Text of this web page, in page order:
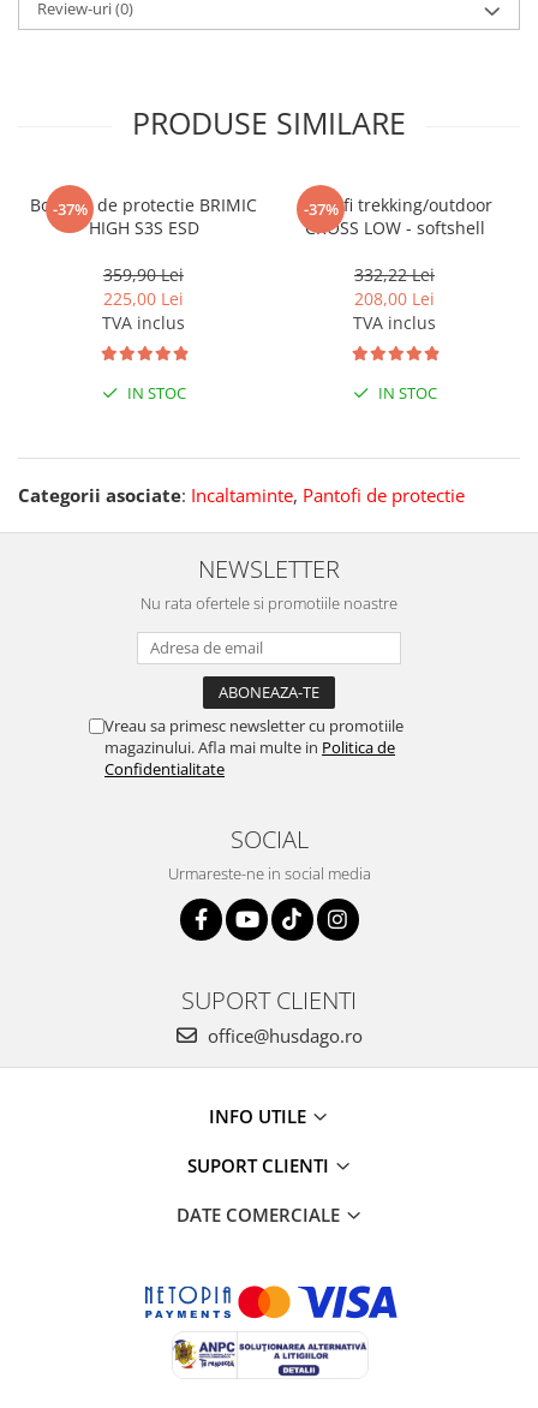
Review-uri(0)
PRODUSE SIMILARE
-37%
Bocanci de protectie BRIMIC
HIGH S3S ESD
359,90 Lei
225,00 Lei
TVA inclus
IN STOC
-37%
Pantofi trekking/outdoor
CROSS LOW - softshell
332,22 Lei
208,00 Lei
TVA inclus
IN STOC
Categorii asociate: Incaltaminte, Pantofi de protectie
NEWSLETTER
Nu rata ofertele si promotiile noastre
Vreau sa primesc newsletter cu promotiile
magazinului. Afla mai multe in Politica de
Confidentialitate
SOCIAL
Urmareste-ne in social media
SUPORT CLIENTI
office@husdago.ro
INFO UTILE
SUPORT CLIENTI
DATE COMERCIALE